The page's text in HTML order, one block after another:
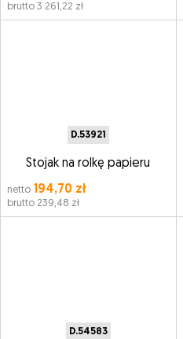
brutto 3 261,22 zł
D.53921
Stojak na rolkę papieru
netto 194,70 zł
brutto 239,48 zł
D.54583